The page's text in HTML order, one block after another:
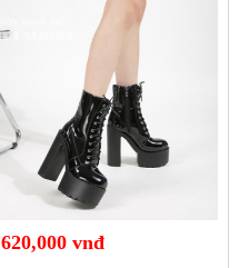
620,000 vnđ